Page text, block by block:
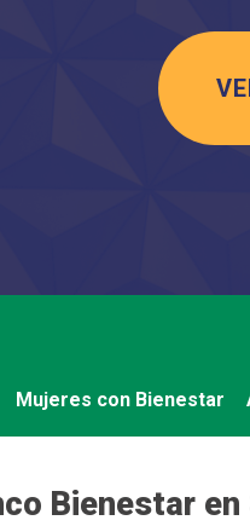
Mujeres con Bienestar
Bienestar en